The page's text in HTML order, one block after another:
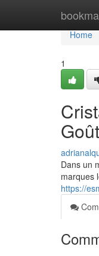
Home
Home
1
Dans un
marques
https://